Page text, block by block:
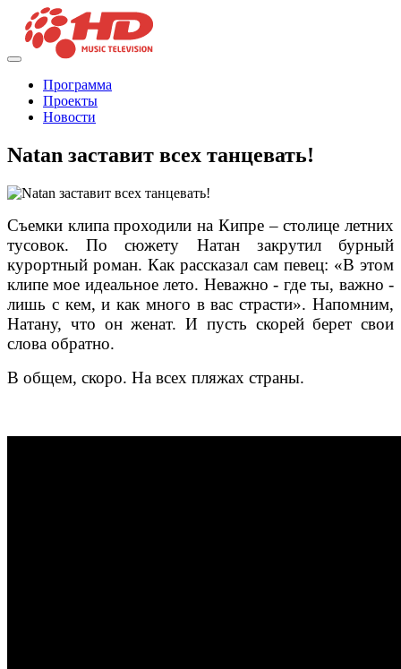
Программа
Проекты
Новости
Natan заставит всех танцевать!
Съемки клипа проходили на Кипре – столице летних
тусовок. По сюжету Натан закрутил бурный
курортный роман. Как рассказал сам певец: «В этом
клипе мое идеальное лето. Неважно - где ты, важно -
лишь с кем, и как много в вас страсти». Напомним,
Натану, что он женат. И пусть скорей берет свои
слова обратно.
В общем, скоро. На всех пляжах страны.